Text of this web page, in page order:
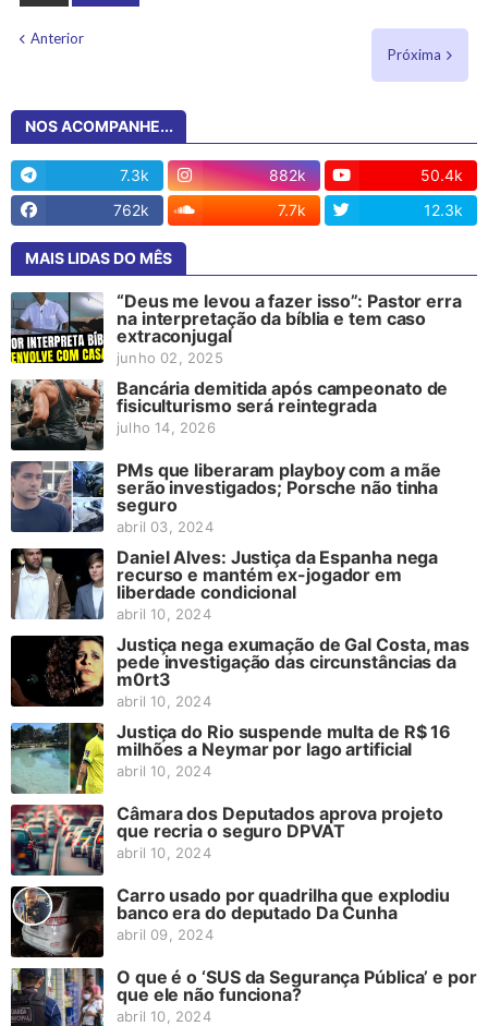
Anterior
Próxima
NOS ACOMPANHE...
7.3k 882k
50.4k
762k
7.7k 12.3k
MAIS LIDAS DO MÊS
“Deus me levou a fazer isso”: Pastor erra
na interpretação da bíblia e tem caso
extraconjugal
junho 02, 2025
Bancária demitida após campeonato de
fisiculturismo será reintegrada
julho 14, 2026
PMs que liberaram playboy com a mãe
serão investigados; Porsche não tinha
seguro
abril 03, 2024
Daniel Alves: Justiça da Espanha nega
recurso e mantém ex-jogador em
liberdade condicional
abril 10, 2024
Justiça nega exumação de Gal Costa, mas
pede investigação das circunstâncias da
m0rt3
abril 10, 2024
Justiça do Rio suspende multa de R$ 16
milhões a Neymar por lago artificial
abril 10, 2024
Câmara dos Deputados aprova projeto
que recria o seguro DPVAT
abril 10, 2024
Carro usado por quadrilha que explodiu
banco era do deputado Da Cunha
abril 09, 2024
O que é o ‘SUS da Segurança Pública’ e por
que ele não funciona?
abril 10, 2024